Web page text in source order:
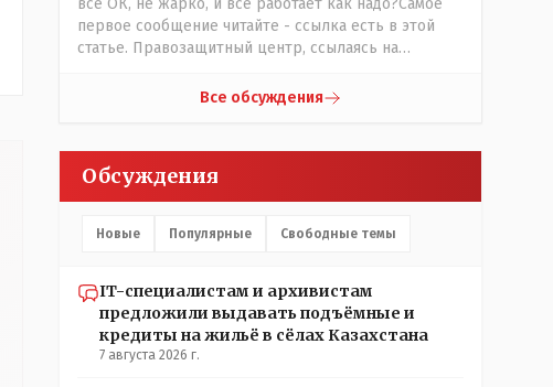
все ОК, не жарко, и всё работает как надо?Самое
первое сообщение читайте - ссылка есть в этой
статье. Правозащитный центр, ссылаясь на
чате, которые прислали ему в виде
времени их установили только в помещениях,
предназначенных для административно-
управленческого персонала. И Также в каждой
группе установлены кондиционеры, питьевой и
контроль, учитывая погодные условия в это лето.
Мы решили. что это - противоречие. Вы считаете
иначе?
Все обсуждения
Обсуждения
Новые Популярные Свободные темы
IT-специалистам и архивистам
предложили выдавать подъёмные и
кредиты на жильё в сёлах Казахстана
7 августа 2026 г.